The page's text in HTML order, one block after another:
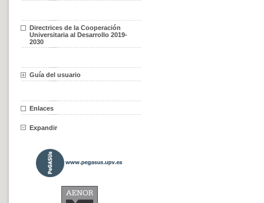
Directrices de la Cooperación
Universitaria al Desarrollo 2019-
2030
Guía del usuario
Enlaces
Expandir